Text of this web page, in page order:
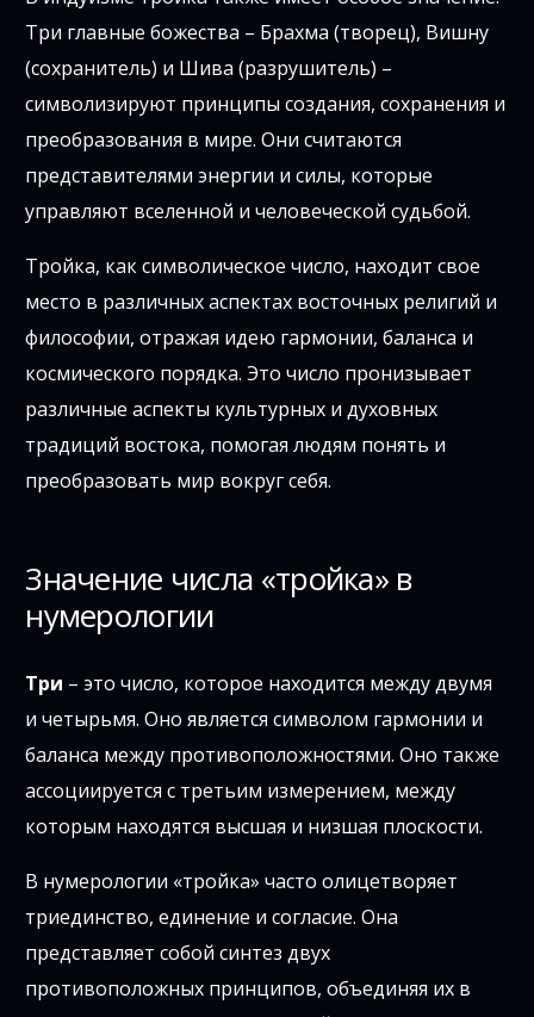
Три главные божества – Брахма (творец), Вишну
(сохранитель) и Шива (разрушитель) –
символизируют принципы создания, сохранения и
преобразования в мире. Они считаются
представителями энергии и силы, которые
управляют вселенной и человеческой судьбой.
Тройка, как символическое число, находит свое
место в различных аспектах восточных религий и
философии, отражая идею гармонии, баланса и
космического порядка. Это число пронизывает
различные аспекты культурных и духовных
традиций востока, помогая людям понять и
преобразовать мир вокруг себя.
Значение числа «тройка» в
нумерологии
Три – это число, которое находится между двумя
и четырьмя. Оно является символом гармонии и
баланса между противоположностями. Оно также
ассоциируется с третьим измерением, между
которым находятся высшая и низшая плоскости.
В нумерологии «тройка» часто олицетворяет
триединство, единение и согласие. Она
представляет собой синтез двух
противоположных принципов, объединяя их в